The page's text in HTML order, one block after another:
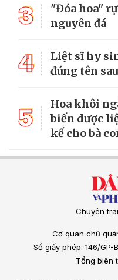
3
"Đóa hoa"
nguyên đá
4
Liệt sĩ hy
đúng tên
5
Hoa khôi
biến dược
kế cho bà
Chuyên
Cơ quan chủ
Số giấy phép: 146/GP-
Tổng biên